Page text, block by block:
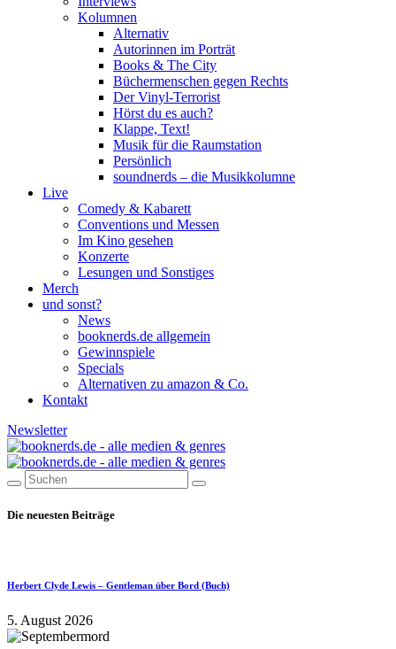
Kolumnen
Alternativ
Autorinnen im Porträt
Books & The City
Büchermenschen gegen Rechts
Der Vinyl-Terrorist
Hörst du es auch?
Klappe, Text!
Musik für die Raumstation
Persönlich
soundnerds – die Musikkolumne
Live
Comedy & Kabarett
Conventions und Messen
Im Kino gesehen
Konzerte
Lesungen und Sonstiges
Merch
und sonst?
News
booknerds.de allgemein
Gewinnspiele
Specials
Alternativen zu amazon & Co.
Kontakt
Newsletter
Die neuesten Beiträge
Herbert Clyde Lewis – Gentleman über Bord (Buch)
5. August 2026